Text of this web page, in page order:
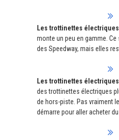
Les trottinettes
monte un peu en gamme.
des Speedway, mais elles
Les trottinettes
des trottinettes électriques
de hors-piste. Pas vraiment le
démarre pour aller acheter